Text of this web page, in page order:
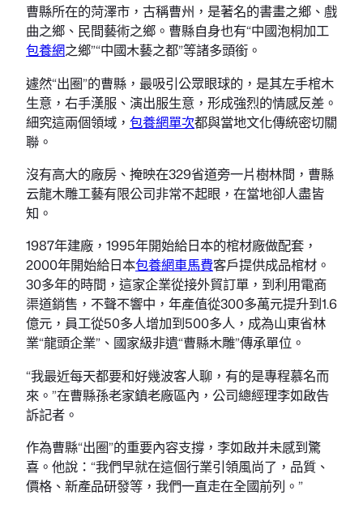
曹縣所在的菏澤市，古稱曹州，是著名的書畫之鄉、戲
曲之鄉、民間藝術之鄉。曹縣自身也有“中國泡桐加工
包養網之鄉”“中國木藝之都”等諸多頭銜。
遽然“出圈”的曹縣，最吸引公眾眼球的，是其左手棺木
生意，右手漢服、演出服生意，形成強烈的情感反差。
細究這兩個領域， 包養網單次都與當地文化傳統密切關
聯。
沒有高大的廠房、掩映在329省道旁一片樹林間，曹縣
云龍木雕工藝有限公司非常不起眼，在當地卻人盡皆
知。
1987年建廠，1995年開始給日本的棺材廠做配套，
2000年開始給日本包養網車馬費客戶提供成品棺材。
30多年的時間，這家企業從接外貿訂單，到利用電商
渠道銷售，不聲不響中，年產值從300多萬元提升到1.6
億元，員工從50多人增加到500多人，成為山東省林
業“龍頭企業”、國家級非遺“曹縣木雕”傳承單位。
“我最近每天都要和好幾波客人聊，有的是專程慕名而
來。”在曹縣孫老家鎮老廠區內，公司總經理李如啟告
訴記者。
作為曹縣“出圈”的重要內容支撐，李如啟并未感到驚
喜。他說：“我們早就在這個行業引領風尚了，品質、
價格、新產品研發等，我們一直走在全國前列。”